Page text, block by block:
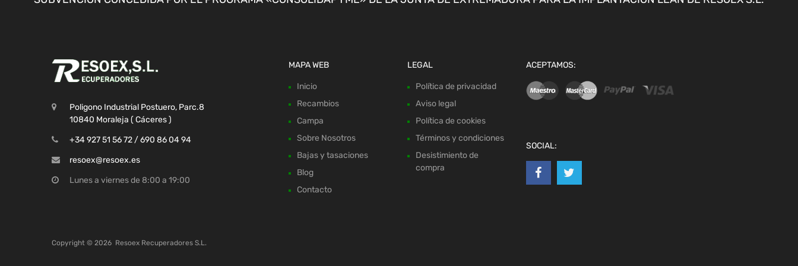
Poligono Industrial Postuero, Parc.8
10840 Moraleja ( Cáceres )
+34 927 51 56 72 / 690 86 04 94
resoex@resoex.es
Lunes a viernes de 8:00 a 19:00
MAPA WEB
Inicio
Recambios
Campa
Sobre Nosotros
Bajas y tasaciones
Blog
Contacto
LEGAL
Política de privacidad
Aviso legal
Política de cookies
Términos y condiciones
Desistimiento de
compra
ACEPTAMOS:
SOCIAL:
Copyright © 2026 Resoex Recuperadores S.L.